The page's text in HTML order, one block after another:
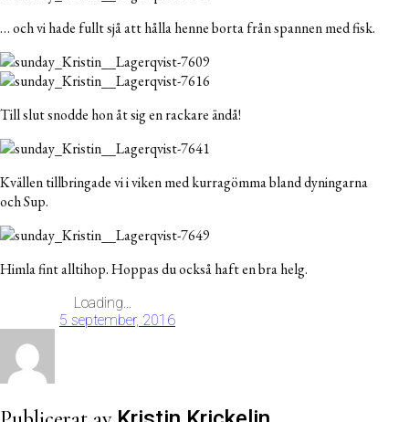
… och vi hade fullt sjå att hålla henne borta från spannen med fisk.
Till slut snodde hon åt sig en rackare ändå!
Kvällen tillbringade vi i viken med kurragömma bland dyningarna
och Sup.
Himla fint alltihop. Hoppas du också haft en bra helg.
Loading...
5 september, 2016